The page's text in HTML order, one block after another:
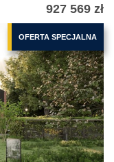
927 569 zł
OFERTA SPECJALNA